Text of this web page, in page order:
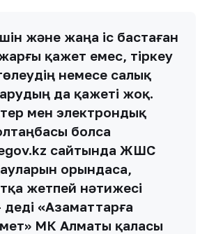
және жаңа іс бастаған
қажет емес, тіркеу
немесе салық
да қажеті жоқ.
мен электрондық
болса
egov.kz сайтында ЖШС
орындаса,
жетпей нәтижесі
«Азаматтарға
МК Алматы қаласы